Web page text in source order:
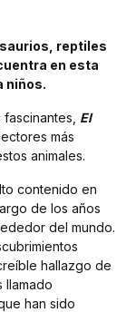
reptiles
en esta
niños.
El
más
animales.
contenido en
de los años
del mundo.
hallazgo de
llamado
han sido